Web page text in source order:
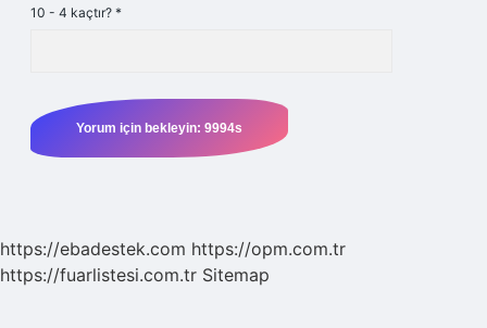
10 - 4 kaçtır? *
https://ebadestek.com https://opm.com.tr
https://fuarlistesi.com.tr Sitemap